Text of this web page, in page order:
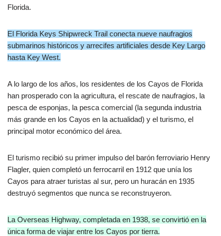
Florida.
El Florida Keys Shipwreck Trail conecta nueve naufragios
submarinos históricos y arrecifes artificiales desde Key Largo
hasta Key West.
A lo largo de los años, los residentes de los Cayos de Florida
han prosperado con la agricultura, el rescate de naufragios, la
pesca de esponjas, la pesca comercial (la segunda industria
más grande en los Cayos en la actualidad) y el turismo, el
principal motor económico del área.
El turismo recibió su primer impulso del barón ferroviario Henry
Flagler, quien completó un ferrocarril en 1912 que unía los
Cayos para atraer turistas al sur, pero un huracán en 1935
destruyó segmentos que nunca se reconstruyeron.
La Overseas Highway, completada en 1938, se convirtió en la
única forma de viajar entre los Cayos por tierra.